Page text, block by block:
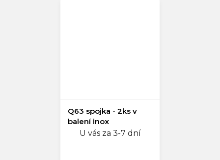
Q63 spojka - 2ks v
balení inox
U vás za 3-7 dní